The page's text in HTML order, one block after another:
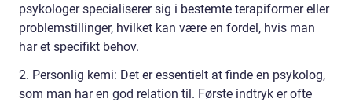
psykologer specialiserer sig i bestemte terapiformer eller
problemstillinger, hvilket kan være en fordel, hvis man
har et specifikt behov.
2. Personlig kemi: Det er essentielt at finde en psykolog,
som man har en god relation til. Første indtryk er ofte